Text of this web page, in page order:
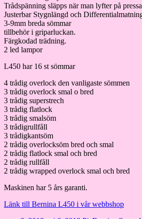
Trådspänning släpps när man lyfter på
Justerbar Stygnlängd och
3-9mm breda sömmar
tillbehör i griparluckan.
Färgkodad trädning.
2 led lampor
L450 har 16 st sömmar
4 trådig overlock den vanligaste sömmen
3 trådig overlock smal o bred
3 trådig superstrech
3 trådig flatlock
3 trådig smalsöm
3 trådigrullfåll
3 trådigkantsöm
2 trådig overlocksöm bred och smal
2 trådig flatlock smal och bred
2 trådig rullfåll
2 trådig wrapped overlock smal och bred
Maskinen har 5 års garanti.
Länk till Bernina L450 i vår webbshop